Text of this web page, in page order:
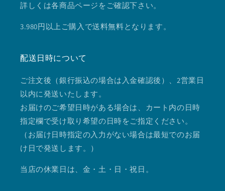
詳しくは各商品ページをご確認下さい。
3.980円以上ご購入で送料無料となります。
配送日時について
ご注文後（銀行振込の場合は入金確認後）、2営業日
以内に発送いたします。
お届けのご希望日時がある場合は、カート内の日時
指定欄で受け取り希望の日時をご指定ください。
（お届け日時指定の入力がない場合は最短でのお届
け日で発送します。）
当店の休業日は、金・土・日・祝日。